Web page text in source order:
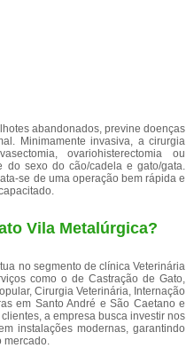
abandonados, previne doenças
Minimamente invasiva, a cirurgia
ovariohisterectomia ou
do sexo do cão/cadela e gato/gata.
se de uma operação bem rápida e
Vila Metalúrgica?
no segmento de clínica Veterinária
como o de Castração de Gato,
Cirurgia Veterinária, Internação
em Santo André e São Caetano e
a empresa busca investir nos
instalações modernas, garantindo
mercado.